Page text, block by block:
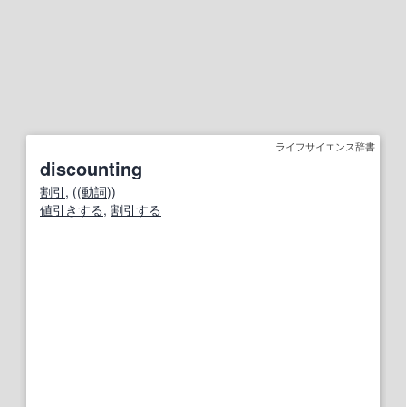
ライフサイエンス辞書
discounting
割引 , ((動詞))
値引きする, 割引する